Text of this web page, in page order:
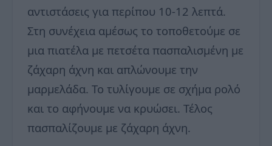
αντιστάσεις για περίπου 10-12 λεπτά.
Στη συνέχεια αμέσως το τοποθετούμε σε
μια πιατέλα με πετσέτα πασπαλισμένη με
ζάχαρη άχνη και απλώνουμε την
μαρμελάδα. Το τυλίγουμε σε σχήμα ρολό
και το αφήνουμε να κρυώσει. Τέλος
πασπαλίζουμε με ζάχαρη άχνη.